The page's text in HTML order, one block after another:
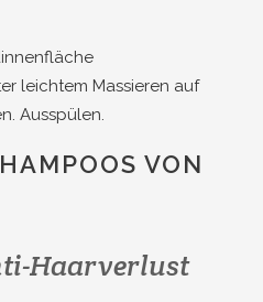
leichtem Massieren auf
Ausspülen.
VON
Haarverlust